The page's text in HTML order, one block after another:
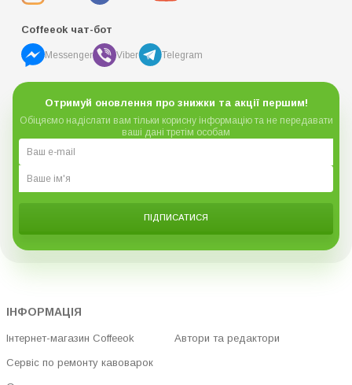
Coffeeok чат-бот
Messenger Viber Telegram
Отримуй оновлення про знижки та акції першим!
Обіцяємо надіслати вам тільки корисну інформацію та не передавати
ваші дані третім особам
ПІДПИСАТИСЯ
ІНФОРМАЦІЯ
Інтернет-магазин Coffeeok
Сервіс по ремонту кавоварок
Автори та редактори